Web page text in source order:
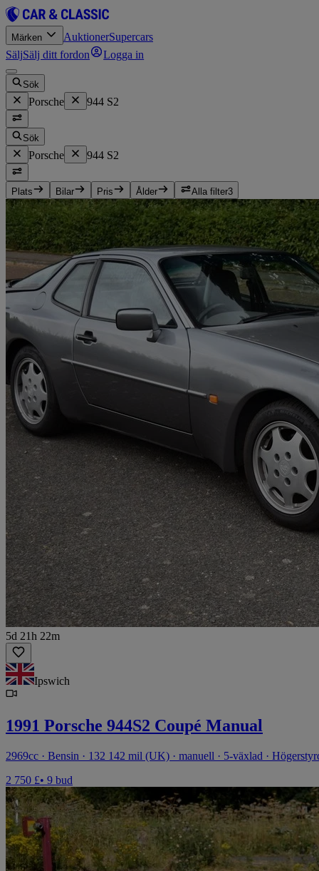
Märken AuktionerSupercars
SäljSälj ditt fordon Logga in
Sök
Porsche 944 S2
Sök
Porsche 944 S2
Plats Bilar Pris Ålder Alla filter3
5d 21h 22m
Ipswich
1991 Porsche 944S2 Coupé Manual
2969cc · Bensin · 132 142 mil (UK) · manuell · 5-växlad ·
2 750 £• 9 bud